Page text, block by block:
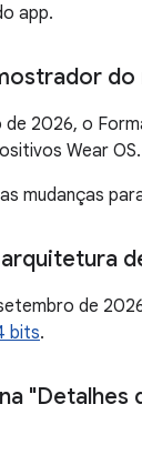
app.
do
de 2026, o
Wear OS.
mudanças
de
bits.